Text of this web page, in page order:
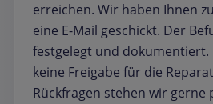
erreichen. Wir haben Ihnen
eine E-Mail geschickt. Der
festgelegt und dokumentiert.
keine Freigabe für die
Rückfragen stehen wir gerne